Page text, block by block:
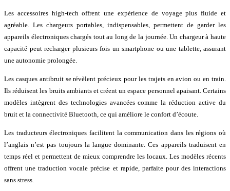
Les accessoires high-tech offrent une expérience de voyage plus fluide et
agréable. Les chargeurs portables, indispensables, permettent de garder les
appareils électroniques chargés tout au long de la journée. Un chargeur à haute
capacité peut recharger plusieurs fois un smartphone ou une tablette, assurant
une autonomie prolongée.
Les casques antibruit se révèlent précieux pour les trajets en avion ou en train.
Ils réduisent les bruits ambiants et créent un espace personnel apaisant. Certains
modèles intègrent des technologies avancées comme la réduction active du
bruit et la connectivité Bluetooth, ce qui améliore le confort d’écoute.
Les traducteurs électroniques facilitent la communication dans les régions où
l’anglais n’est pas toujours la langue dominante. Ces appareils traduisent en
temps réel et permettent de mieux comprendre les locaux. Les modèles récents
offrent une traduction vocale précise et rapide, parfaite pour des interactions
sans stress.